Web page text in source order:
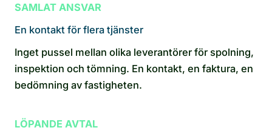
SAMLAT ANSVAR
En kontakt för flera tjänster
Inget pussel mellan olika leverantörer för spolning,
inspektion och tömning. En kontakt, en faktura, en
bedömning av fastigheten.
LÖPANDE AVTAL